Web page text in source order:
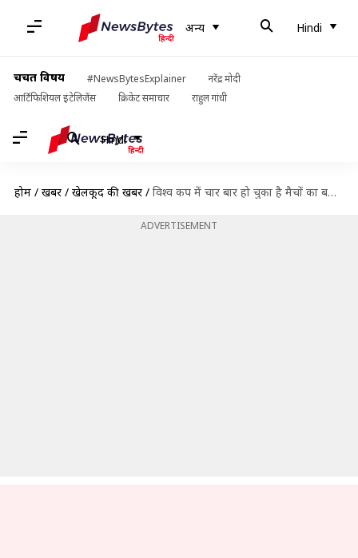
अन्य Hindi
चर्चित विषय #NewsBytesExplainer
नरेंद्र मोदी
आर्टिफिशियल इंटेलिजेंस
क्रिकेट समाचार राहुल गांधी
Hindi
होम / खबरें / खेलकूद की खबरें / विश्व कप में चार बार हो चुका है मैचों का बहिष्कार, क्या पाकिस्तान से खेलेगा भारत?
ADVERTISEMENT